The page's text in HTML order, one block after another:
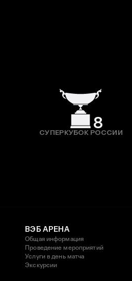
8
СУПЕРКУБОК РОССИИ
ВЭБ АРЕНА
Общая информация
Проведение мероприятий
Услуги в день матча
Экскурсии